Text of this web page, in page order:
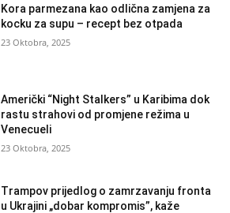
Kora parmezana kao odlična zamjena za
kocku za supu – recept bez otpada
23 Oktobra, 2025
Američki “Night Stalkers” u Karibima dok
rastu strahovi od promjene režima u
Venecueli
23 Oktobra, 2025
Trampov prijedlog o zamrzavanju fronta
u Ukrajini „dobar kompromis”, kaže